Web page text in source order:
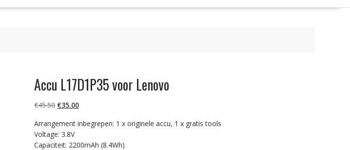
Accu L17D1P35 voor Lenovo
€45.50 Oorspronkelijke
was:
€45.50.
€35.00Huidige
is:
Arrangement inbegrepen: 1 x originele accu, 1 x gratis tools
Voltage: 3.8V
Capaciteit: 2200mAh (8.4Wh)